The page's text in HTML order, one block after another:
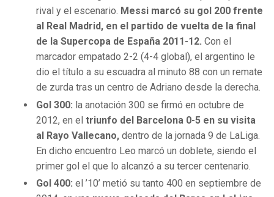
rival y el escenario. Messi marcó su gol 200 frente
al Real Madrid, en el partido de vuelta de la final
de la Supercopa de España 2011-12. Con el
marcador empatado 2-2 (4-4 global), el argentino le
dio el título a su escuadra al minuto 88 con un remate
de zurda tras un centro de Adriano desde la derecha.
Gol 300: la anotación 300 se firmó en octubre de
2012, en eltriunfo del Barcelona 0-5 en su visita
al Rayo Vallecano, dentro de la jornada 9 de LaLiga.
En dicho encuentro Leo marcó un doblete, siendo el
primer gol el que lo alcanzó a su tercer centenario.
Gol 400: el ’10’ metió su tanto 400 en septiembre de